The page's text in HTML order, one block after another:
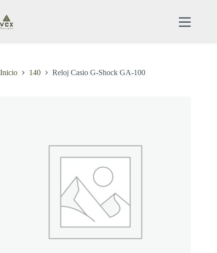
contenido
Inicio 140 Reloj Casio G-Shock GA-100